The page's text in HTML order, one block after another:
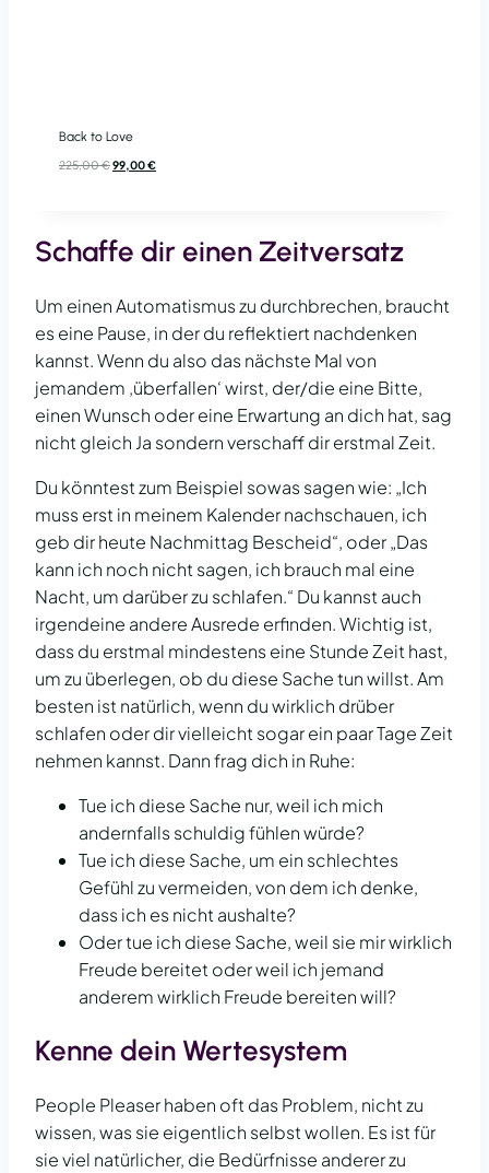
Back to Love
225,00€Ursprünglicher
99,00€Aktueller
Schaffe dir einen Zeitversatz
Um einen Automatismus zu durchbrechen, braucht
es eine Pause, in der du reflektiert nachdenken
kannst. Wenn du also das nächste Mal von
jemandem ‚überfallen‘ wirst, der/die eine Bitte,
einen Wunsch oder eine Erwartung an dich hat, sag
nicht gleich Ja sondern verschaff dir erstmal Zeit.
Du könntest zum Beispiel sowas sagen wie: „Ich
muss erst in meinem Kalender nachschauen, ich
geb dir heute Nachmittag Bescheid“, oder „Das
kann ich noch nicht sagen, ich brauch mal eine
Nacht, um darüber zu schlafen.“ Du kannst auch
irgendeine andere Ausrede erfinden. Wichtig ist,
dass du erstmal mindestens eine Stunde Zeit hast,
um zu überlegen, ob du diese Sache tun willst. Am
besten ist natürlich, wenn du wirklich drüber
schlafen oder dir vielleicht sogar ein paar Tage Zeit
nehmen kannst. Dann frag dich in Ruhe:
Tue ich diese Sache nur, weil ich mich
andernfalls schuldig fühlen würde?
Tue ich diese Sache, um ein schlechtes
Gefühl zu vermeiden, von dem ich denke,
dass ich es nicht aushalte?
Oder tue ich diese Sache, weil sie mir wirklich
Freude bereitet oder weil ich jemand
anderem wirklich Freude bereiten will?
Kenne dein Wertesystem
People Pleaser haben oft das Problem, nicht zu
wissen, was sie eigentlich selbst wollen. Es ist für
sie viel natürlicher, die Bedürfnisse anderer zu